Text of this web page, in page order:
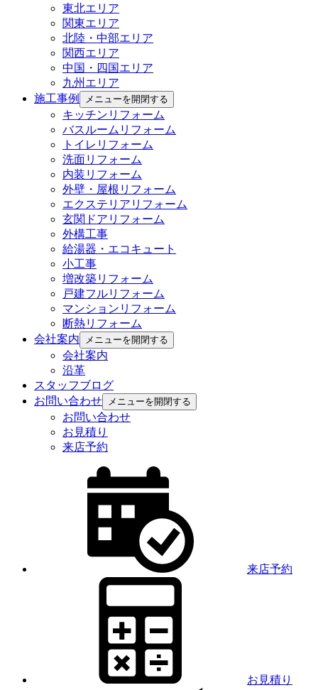
東北エリア
関東エリア
北陸・中部エリア
関西エリア
中国・四国エリア
九州エリア
施工事例
メニューを開閉する
キッチンリフォーム
バスルームリフォーム
トイレリフォーム
洗面リフォーム
内装リフォーム
外壁・屋根リフォーム
エクステリアリフォーム
玄関ドアリフォーム
外構工事
給湯器・エコキュート
小工事
増改築リフォーム
戸建フルリフォーム
マンションリフォーム
断熱リフォーム
会社案内
メニューを開閉する
会社案内
沿革
スタッフブログ
お問い合わせ
メニューを開閉する
お問い合わせ
お見積り
来店予約
来店予約
お見積り